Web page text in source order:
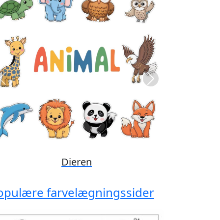
Disney
Previous Next
farvelægningssider